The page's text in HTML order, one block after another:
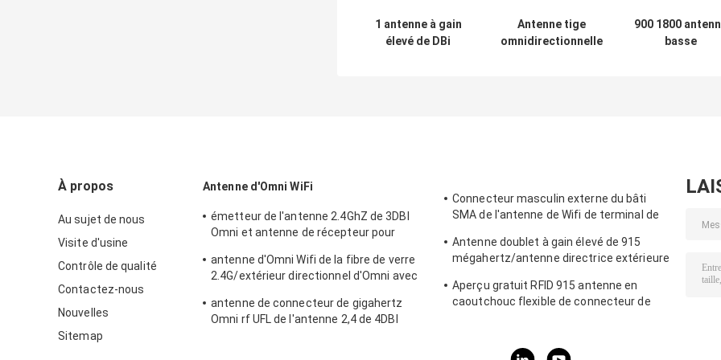
1 antenne à gain
élevé de DBi
Antenne tige
omnidirectionnelle
900 1800
basse
À propos
Au sujet de nous
Visite d'usine
Contrôle de qualité
Contactez-nous
Nouvelles
Sitemap
Antenne d'Omni WiFi
émetteur de l'antenne 2.4GhZ de 3DBI
Omni et antenne de récepteur pour
antenne d'Omni Wifi de la fibre de verre
2.4G/extérieur directionnel d'Omni avec
antenne de connecteur de gigahertz
Omni rf UFL de l'antenne 2,4 de 4DBI
Connecteur masculin externe du bâti
SMA de l'antenne de Wifi de terminal de
Antenne doublet à gain élevé de 915
mégahertz/antenne directrice extérieure
Aperçu gratuit RFID 915 antenne en
caoutchouc flexible de connecteur de